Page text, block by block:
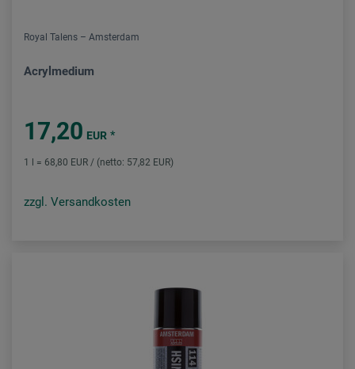
Royal Talens – Amsterdam
Acrylmedium
17,20 EUR *
1 l = 68,80 EUR / (netto: 57,82 EUR)
zzgl. Versandkosten